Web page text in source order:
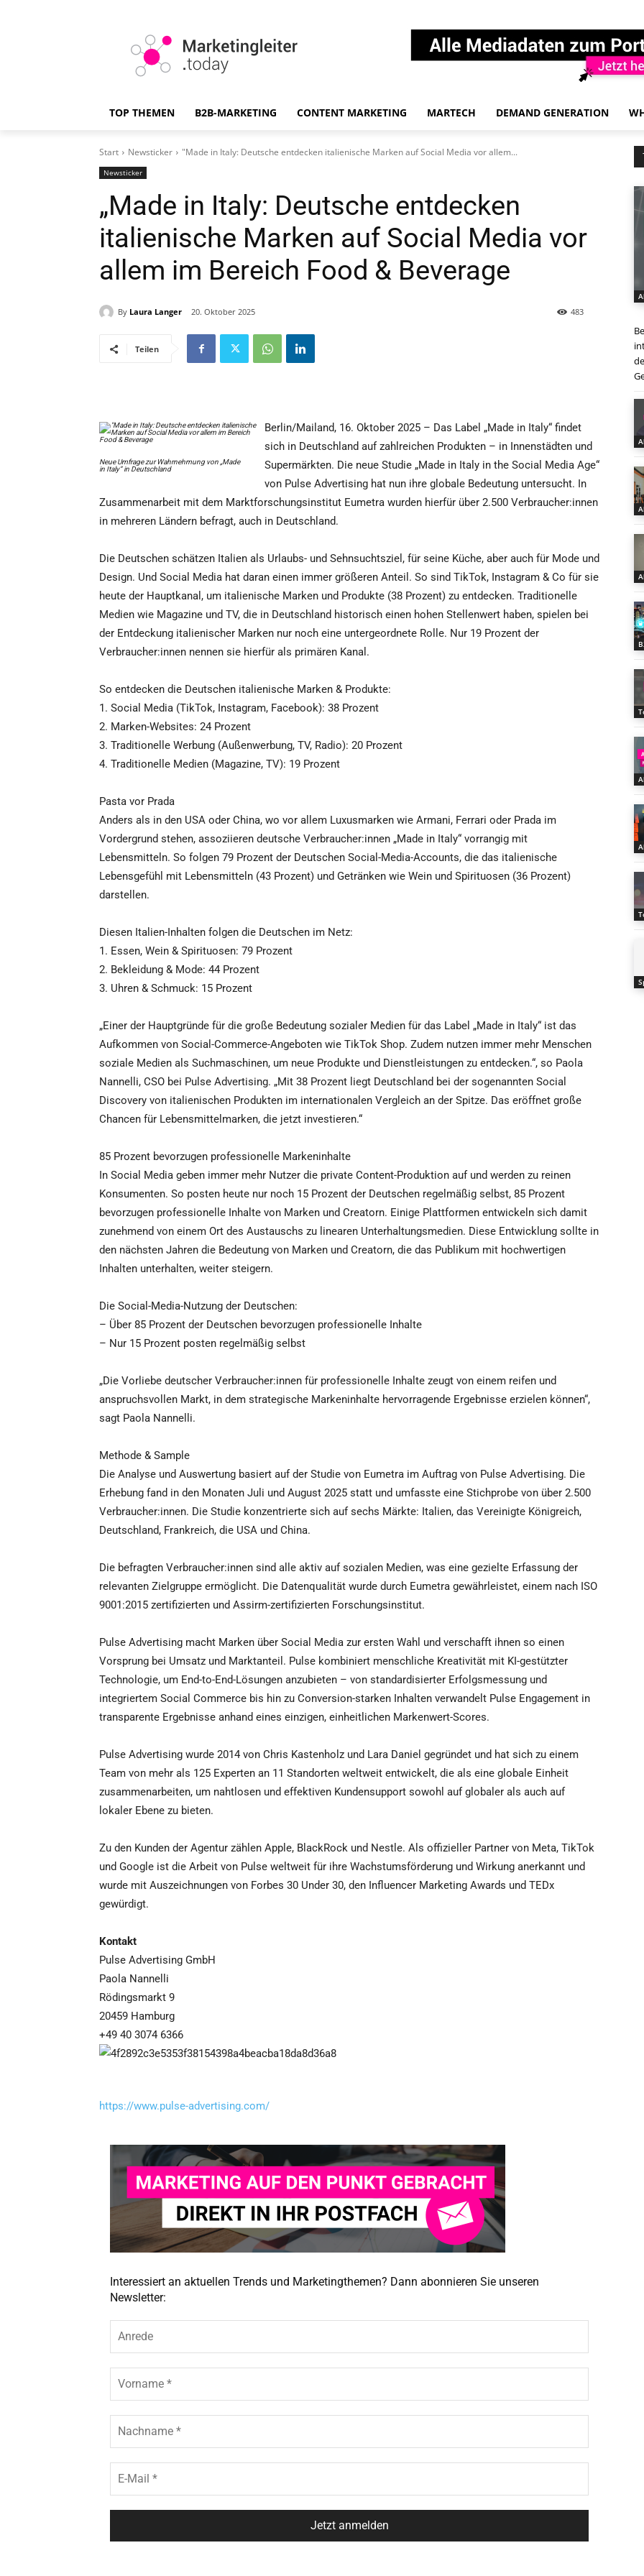
TOP THEMEN B2B-MARKETING CONTENT MARKETING MARTECH DEMAND GENERATION
Start Newsticker "Made in Italy: Deutsche entdecken italienische Marken auf Social Media vor allem...
Newsticker
„Made in Italy: Deutsche entdecken
italienische Marken auf Social Media vor
allem im Bereich Food & Beverage
By Laura Langer 20. Oktober 2025 483
Teilen
Neue Umfrage zur Wahrnehmung von „Made
in Italy“ in Deutschland
Berlin/Mailand, 16. Oktober 2025 – Das Label „Made in Italy“ findet
sich in Deutschland auf zahlreichen Produkten – in Innenstädten und
Supermärkten. Die neue Studie „Made in Italy in the Social Media Age“
von Pulse Advertising hat nun ihre globale Bedeutung untersucht. In
Zusammenarbeit mit dem Marktforschungsinstitut Eumetra wurden hierfür über 2.500 Verbraucher:innen
in mehreren Ländern befragt, auch in Deutschland.
Die Deutschen schätzen Italien als Urlaubs- und Sehnsuchtsziel, für seine Küche, aber auch für Mode und
Design. Und Social Media hat daran einen immer größeren Anteil. So sind TikTok, Instagram & Co für sie
heute der Hauptkanal, um italienische Marken und Produkte (38 Prozent) zu entdecken. Traditionelle
Medien wie Magazine und TV, die in Deutschland historisch einen hohen Stellenwert haben, spielen bei
der Entdeckung italienischer Marken nur noch eine untergeordnete Rolle. Nur 19 Prozent der
Verbraucher:innen nennen sie hierfür als primären Kanal.
So entdecken die Deutschen italienische Marken & Produkte:
1. Social Media (TikTok, Instagram, Facebook): 38 Prozent
2. Marken-Websites: 24 Prozent
3. Traditionelle Werbung (Außenwerbung, TV, Radio): 20 Prozent
4. Traditionelle Medien (Magazine, TV): 19 Prozent
Pasta vor Prada
Anders als in den USA oder China, wo vor allem Luxusmarken wie Armani, Ferrari oder Prada im
Vordergrund stehen, assoziieren deutsche Verbraucher:innen „Made in Italy“ vorrangig mit
Lebensmitteln. So folgen 79 Prozent der Deutschen Social-Media-Accounts, die das italienische
Lebensgefühl mit Lebensmitteln (43 Prozent) und Getränken wie Wein und Spirituosen (36 Prozent)
darstellen.
Diesen Italien-Inhalten folgen die Deutschen im Netz:
1. Essen, Wein & Spirituosen: 79 Prozent
2. Bekleidung & Mode: 44 Prozent
3. Uhren & Schmuck: 15 Prozent
„Einer der Hauptgründe für die große Bedeutung sozialer Medien für das Label „Made in Italy“ ist das
Aufkommen von Social-Commerce-Angeboten wie TikTok Shop. Zudem nutzen immer mehr Menschen
soziale Medien als Suchmaschinen, um neue Produkte und Dienstleistungen zu entdecken.“, so Paola
Nannelli, CSO bei Pulse Advertising. „Mit 38 Prozent liegt Deutschland bei der sogenannten Social
Discovery von italienischen Produkten im internationalen Vergleich an der Spitze. Das eröffnet große
Chancen für Lebensmittelmarken, die jetzt investieren.“
85 Prozent bevorzugen professionelle Markeninhalte
In Social Media geben immer mehr Nutzer die private Content-Produktion auf und werden zu reinen
Konsumenten. So posten heute nur noch 15 Prozent der Deutschen regelmäßig selbst, 85 Prozent
bevorzugen professionelle Inhalte von Marken und Creatorn. Einige Plattformen entwickeln sich damit
zunehmend von einem Ort des Austauschs zu linearen Unterhaltungsmedien. Diese Entwicklung sollte in
den nächsten Jahren die Bedeutung von Marken und Creatorn, die das Publikum mit hochwertigen
Inhalten unterhalten, weiter steigern.
Die Social-Media-Nutzung der Deutschen:
– Über 85 Prozent der Deutschen bevorzugen professionelle Inhalte
– Nur 15 Prozent posten regelmäßig selbst
„Die Vorliebe deutscher Verbraucher:innen für professionelle Inhalte zeugt von einem reifen und
anspruchsvollen Markt, in dem strategische Markeninhalte hervorragende Ergebnisse erzielen können“,
sagt Paola Nannelli.
Methode & Sample
Die Analyse und Auswertung basiert auf der Studie von Eumetra im Auftrag von Pulse Advertising. Die
Erhebung fand in den Monaten Juli und August 2025 statt und umfasste eine Stichprobe von über 2.500
Verbraucher:innen. Die Studie konzentrierte sich auf sechs Märkte: Italien, das Vereinigte Königreich,
Deutschland, Frankreich, die USA und China.
Die befragten Verbraucher:innen sind alle aktiv auf sozialen Medien, was eine gezielte Erfassung der
relevanten Zielgruppe ermöglicht. Die Datenqualität wurde durch Eumetra gewährleistet, einem nach ISO
9001:2015 zertifizierten und Assirm-zertifizierten Forschungsinstitut.
Pulse Advertising macht Marken über Social Media zur ersten Wahl und verschafft ihnen so einen
Vorsprung bei Umsatz und Marktanteil. Pulse kombiniert menschliche Kreativität mit KI-gestützter
Technologie, um End-to-End-Lösungen anzubieten – von standardisierter Erfolgsmessung und
integriertem Social Commerce bis hin zu Conversion-starken Inhalten verwandelt Pulse Engagement in
transparente Ergebnisse anhand eines einzigen, einheitlichen Markenwert-Scores.
Pulse Advertising wurde 2014 von Chris Kastenholz und Lara Daniel gegründet und hat sich zu einem
Team von mehr als 125 Experten an 11 Standorten weltweit entwickelt, die als eine globale Einheit
zusammenarbeiten, um nahtlosen und effektiven Kundensupport sowohl auf globaler als auch auf
lokaler Ebene zu bieten.
Zu den Kunden der Agentur zählen Apple, BlackRock und Nestle. Als offizieller Partner von Meta, TikTok
und Google ist die Arbeit von Pulse weltweit für ihre Wachstumsförderung und Wirkung anerkannt und
wurde mit Auszeichnungen von Forbes 30 Under 30, den Influencer Marketing Awards und TEDx
gewürdigt.
Kontakt
Pulse Advertising GmbH
Paola Nannelli
Rödingsmarkt 9
20459 Hamburg
+49 40 3074 6366
https://www.pulse-advertising.com/
Interessiert an aktuellen Trends und Marketingthemen? Dann abonnieren Sie unseren
Newsletter: